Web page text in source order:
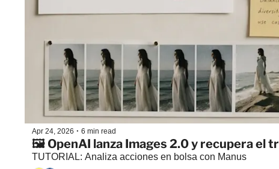
Apr 24, 2026 • 6 min read
🖼️ OpenAI lanza Images 2.0 y recupera el
TUTORIAL: Analiza acciones en bolsa con Manus